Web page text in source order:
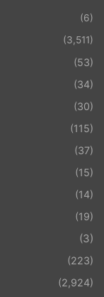
(6)
(3,511)
(53)
(34)
(30)
(115)
(37)
(15)
(14)
(19)
(3)
(223)
(2,924)